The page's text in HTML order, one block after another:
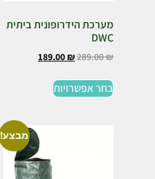
מערכת הידרופונית ביתית
DWC
289.00₪
189.00₪
בחר אפשרויות
מבצע!